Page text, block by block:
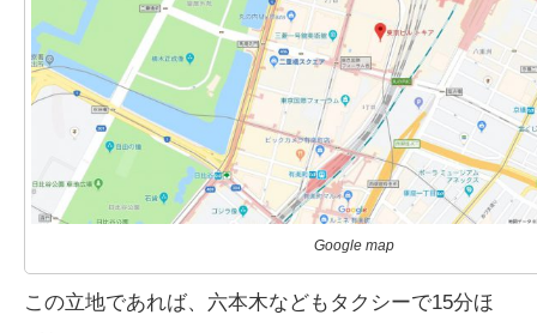
Google map
この立地であれば、六本木などもタクシーで15分ほ